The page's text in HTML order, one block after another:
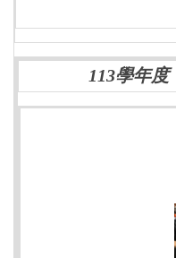
113學年度